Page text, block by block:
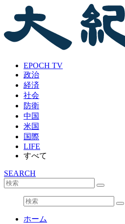
EPOCH TV
政治
経済
社会
防衛
中国
米国
国際
LIFE
すべて
SEARCH
ホーム